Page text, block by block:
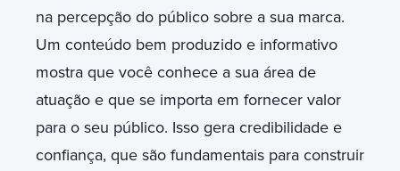
na percepção do público sobre a sua marca.
Um conteúdo bem produzido e informativo
mostra que você conhece a sua área de
atuação e que se importa em fornecer valor
para o seu público. Isso gera credibilidade e
confiança, que são fundamentais para construir